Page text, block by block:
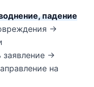
падение
→
→
на